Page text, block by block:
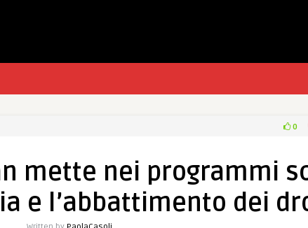
0
mette nei programmi
e l’abbattimento dei